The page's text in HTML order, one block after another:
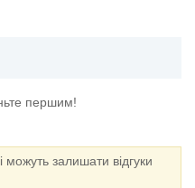
першим!
можуть залишати відгуки